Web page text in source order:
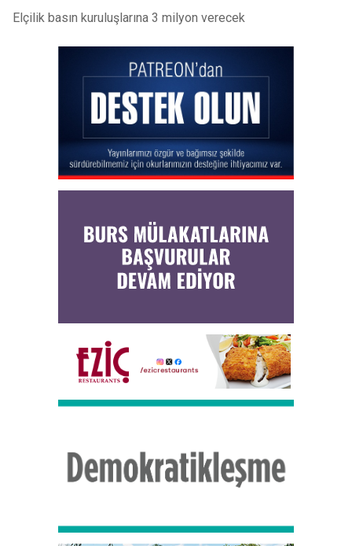
Elçilik basın kuruluşlarına 3 milyon verecek